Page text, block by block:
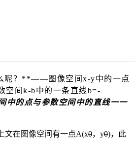
呢？**——图像空间x-y中的一点
空间k-b中的一条直线b=-
中的点与参数空间中的直线一一
文在图像空间有一点A(x0，y0)，此